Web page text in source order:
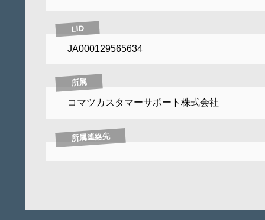
LID
JA000129565634
所属
コマツカスタマーサポート株式会社
所属連絡先